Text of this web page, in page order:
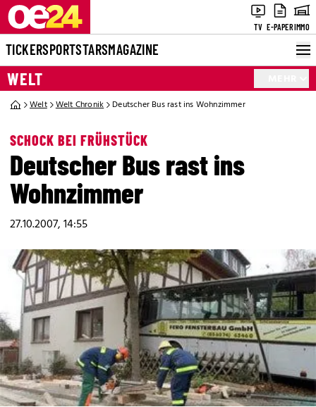
TV E-PAPERIMMO
TICKERSPORTSTARSMAGAZINE
WELT
Welt Welt Chronik Deutscher Bus rast ins Wohnzimmer
SCHOCK BEI FRÜHSTÜCK
Deutscher Bus rast ins
Wohnzimmer
27.10.2007, 14:55